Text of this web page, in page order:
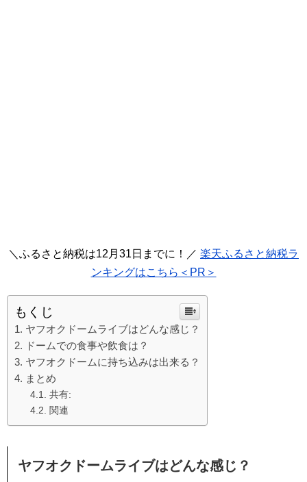
＼ふるさと納税は12月31日までに！／ 楽天ふるさと納税ラ
ンキングはこちら＜PR＞
もくじ
ヤフオクドームライブはどんな感じ？
ドームでの食事や飲食は？
ヤフオクドームに持ち込みは出来る？
まとめ
共有:
関連
ヤフオクドームライブはどんな感じ？